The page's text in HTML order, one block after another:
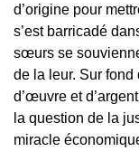
d’origine pour
s’est barricadé
sœurs se
de la leur. Sur fond
d’œuvre et
la question de la
miracle